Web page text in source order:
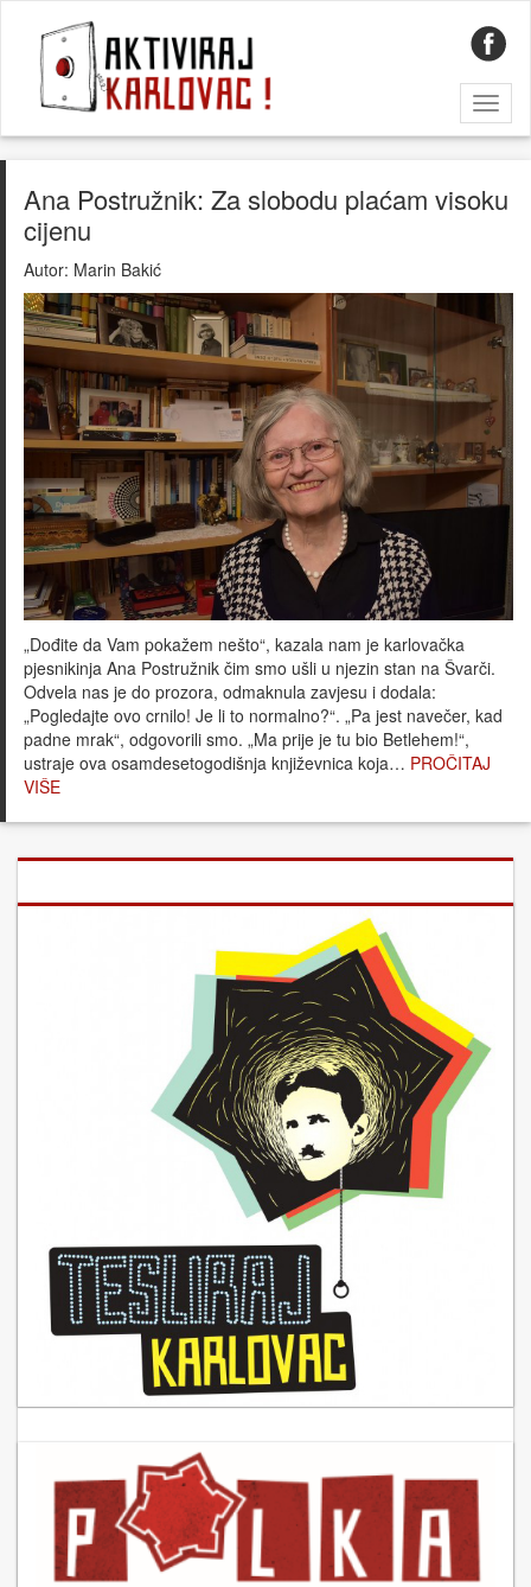
Ana Postružnik: Za slobodu plaćam visoku
cijenu
Autor: Marin Bakić
„Dođite da Vam pokažem nešto“, kazala nam je karlovačka
pjesnikinja Ana Postružnik čim smo ušli u njezin stan na Švarči.
Odvela nas je do prozora, odmaknula zavjesu i dodala:
„Pogledajte ovo crnilo! Je li to normalno?“. „Pa jest navečer, kad
padne mrak“, odgovorili smo. „Ma prije je tu bio Betlehem!“,
ustraje ova osamdesetogodišnja književnica koja… PROČITAJ
VIŠE